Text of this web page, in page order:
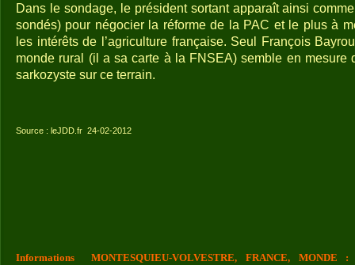
Dans le sondage, le président sortant apparaît ainsi
sondés) pour négocier la réforme de la PAC et le plus à
les intérêts de l’agriculture française. Seul François
monde rural (il a sa carte à la FNSEA) semble en mesure
sarkozyste sur ce terrain.
Source : leJDD.fr 24-02-2012
Informations MONTESQUIEU-VOLVESTRE, FRANCE, MONDE